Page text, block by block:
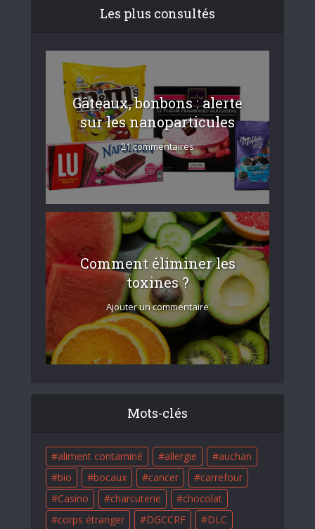
Les plus consultés
Gâteaux, bonbons : alerte
sur les nanoparticules
21 commentaires
Comment éliminer les
toxines ?
Ajouter un commentaire
Mots-clés
aliment contaminé allergie
auchan
bio
bocaux cancer
carrefour
Casino
charcuterie
chocolat
corps étranger
DGCCRF
DLC